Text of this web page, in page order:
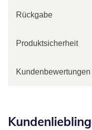
Rückgabe
Produktsicherheit
Kundenbewertungen